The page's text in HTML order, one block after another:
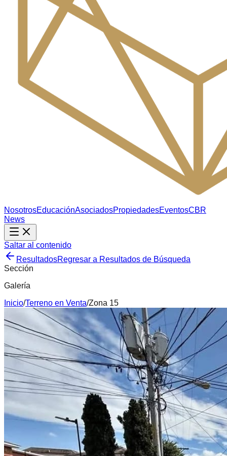
NosotrosEducaciónAsociadosPropiedadesEventosCBR
News
Saltar al contenido
ResultadosRegresar a Resultados de Búsqueda
Sección
Galería
Inicio/Terreno en Venta/Zona 15